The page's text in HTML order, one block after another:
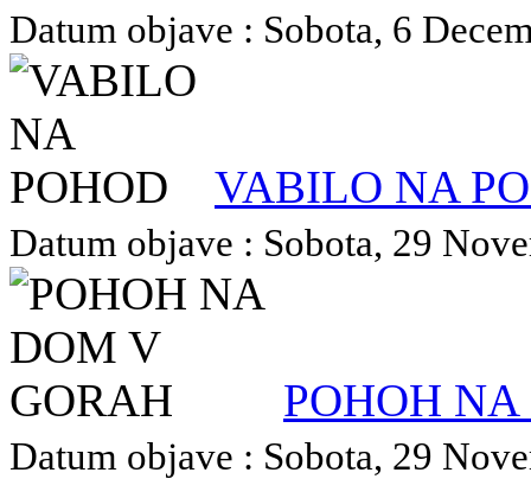
Datum objave : Sobota, 6
VABILO NA
Datum objave : Sobota, 29
POHOH
Datum objave : Sobota, 29